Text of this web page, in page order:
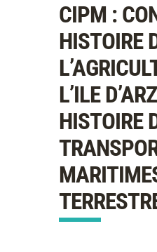
CIPM :
HISTOIRE
L’ILE
HISTOIRE